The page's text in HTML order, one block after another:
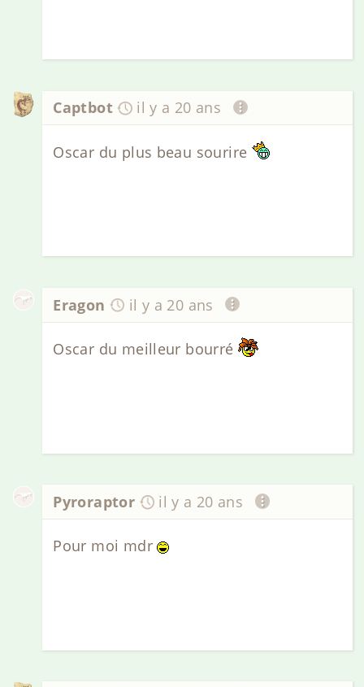
Captbot il y a 20 ans
Oscar du plus beau sourire
Eragon il y a 20 ans
Oscar du meilleur bourré
Pyroraptor il y a 20 ans
Pour moi mdr